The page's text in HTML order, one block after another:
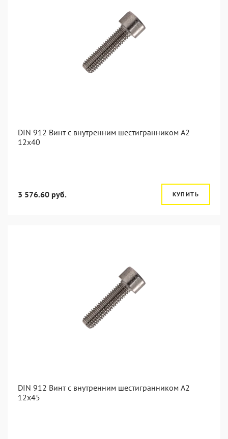
DIN 912 Винт с внутренним шестигранником А2
12х40
3 576.60 руб. КУПИТЬ
DIN 912 Винт с внутренним шестигранником А2
12х45